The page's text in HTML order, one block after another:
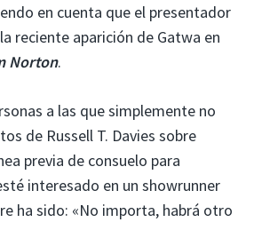
en cuenta que el presentador
reciente aparición de Gatwa en
Norton.
a las que simplemente no
de Russell T. Davies sobre
previa de consuelo para
interesado en un showrunner
ha sido: «No importa, habrá otro